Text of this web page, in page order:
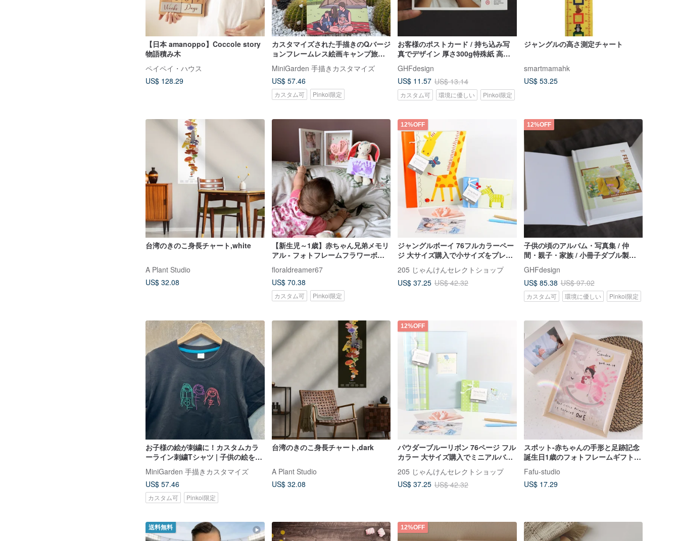
【日本 amanoppo】Coccole story
物語積み木
ペイペイ・ハウス
US$ 128.29
カスタマイズされた手描きのQバージ
ョンフレームレス絵画キャンプ旅行
の記念親子の成長の思い出ホームデ
コレーション
MiniGarden 手描きカスタマイズ
US$ 57.46
カスタム可 Pinkoi限定
お客様のポストカード / 持ち込み写
真でデザイン 厚さ300g特殊紙 高精
細印刷 / 人物 風景
GHFdesign
US$ 11.57 US$ 13.14
カスタム可 環境に優しい Pinkoi限定
ジャングルの高さ測定チャート
smartmamahk
US$ 53.25
台湾のきのこ身長チャート,white
A Plant Studio
US$ 32.08
【新生児～1歳】赤ちゃん兄弟メモリ
アル - フォトフレームフラワーボッ
クス素材パック | 満月ギフト |
floraldreamer67
US$ 70.38
カスタム可 Pinkoi限定
12%OFF
ジャングルボーイ 76フルカラーペー
ジ 大サイズ購入で小サイズをプレゼ
ント（プレゼントはリニューアルさ
れました）【GWC-ベビー/
205 じゃんけんセレクトショップ
US$ 37.25 US$ 42.32
12%OFF
子供の頃のアルバム・写真集 / 仲
間・親子・家族 / 小冊子ダブル製本
見開き・写真からデザイン印刷
GHFdesign
US$ 85.38 US$ 97.02
カスタム可 環境に優しい Pinkoi限定
お子様の絵が刺繍に！カスタムカラ
ーライン刺繍Tシャツ | 子供の絵を刺
繍に | 遊び心あふれる手描き記念品 |
1,180元〜
MiniGarden 手描きカスタマイズ
US$ 57.46
カスタム可 Pinkoi限定
台湾のきのこ身長チャート,dark
A Plant Studio
US$ 32.08
12%OFF
パウダーブルーリボン 76ページ フル
カラー 大サイズ購入でミニアルバム
プレゼント（特典はリニューアルさ
れました）【GWC-ベビー記録ノー
ト/成長
205 じゃんけんセレクトショップ
US$ 37.25 US$ 42.32
スポット-赤ちゃんの手形と足跡記念
誕生日1歳のフォトフレームギフトキ
Fafu-studio
US$ 17.29
送料無料 12%OFF